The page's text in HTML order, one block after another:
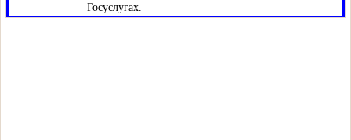
Госуслугах.